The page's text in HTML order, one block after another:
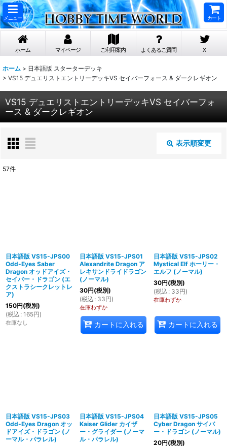
メニュー カート
ホーム マイページ ご利用案内 よくあるご質問 X
ホーム > 日本語版 スターターデッキ
> VS15 デュエリストエントリーデッキVS セイバーフォース & ダークレギオン
VS15 デュエリストエントリーデッキVS セイバーフォ
ース & ダークレギオン
表示順変更
絞り込む
57件
日本語版 VS15-JPS00
Odd-Eyes Saber
Dragon オッドアイズ・
セイバー・ドラゴン (エ
クストラシークレットレ
ア)
150円(税別)
(税込 : 165円)
在庫なし
日本語版 VS15-JPS01
Alexandrite Dragon ア
レキサンドライドラゴン
(ノーマル)
30円(税別)
(税込 : 33円)
在庫わずか
カートに入れる
日本語版 VS15-JPS02
Mystical Elf ホーリー・
エルフ (ノーマル)
30円(税別)
(税込 : 33円)
在庫わずか
カートに入れる
日本語版 VS15-JPS03
Odd-Eyes Dragon オッ
ドアイズ・ドラゴン (ノ
ーマル・パラレル)
日本語版 VS15-JPS04
Kaiser Glider カイザ
ー・グライダー (ノーマ
ル・パラレル)
日本語版 VS15-JPS05
Cyber Dragon サイバ
ー・ドラゴン (ノーマル)
20円(税別)